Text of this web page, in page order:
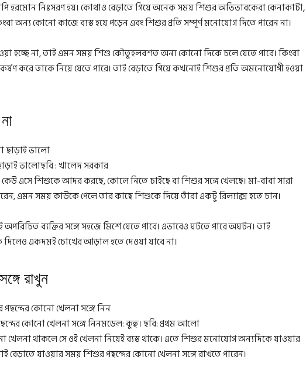
হরমোন নিঃসরণ হয়। কোথাও বেড়াতে গিয়ে অনেক সময় শিশুর অভিভাবকেরা কেনাকাটা,
অন্য কোনো কাজে ব্যস্ত হয়ে পড়েন এবং শিশুর প্রতি সম্পূর্ণ মনোযোগ দিতে পারেন না।
হচ্ছে না, তাই এমন সময় শিশু কৌতূহলবশত অন্য কোনো দিকে চলে যেতে পারে। কিংবা
করে তাকে নিয়ে যেতে পারে। তাই বেড়াতে গিয়ে কখনোই শিশুর প্রতি অমনোযোগী হওয়া
ভালোছবি : খালেদ সরকার
এসে শিশুকে আদর করছে, কোলে নিতে চাইছে বা শিশুর সঙ্গে খেলছে। মা-বাবা সারা
এমন সময় কাউকে পেলে তার কাছে শিশুকে দিয়ে তাঁরা একটু রিল্যাক্স হতে চান।
ব্যক্তির সঙ্গে সহজে মিশে যেতে পারে। এভাবেও ঘটতে পারে অঘটন। তাই
একদমই চোখের আড়াল হতে দেওয়া যাবে না।
রাখুন
কোনো খেলনা সঙ্গে নিনমডেল: কুহু। ছবি: প্রথম আলো
থাকলে সে ওই খেলনা নিয়েই ব্যস্ত থাকে। এতে শিশুর মনোযোগ অন্যদিকে যাওয়ার
যাওয়ার সময় শিশুর পছন্দের কোনো খেলনা সঙ্গে রাখতে পারেন।